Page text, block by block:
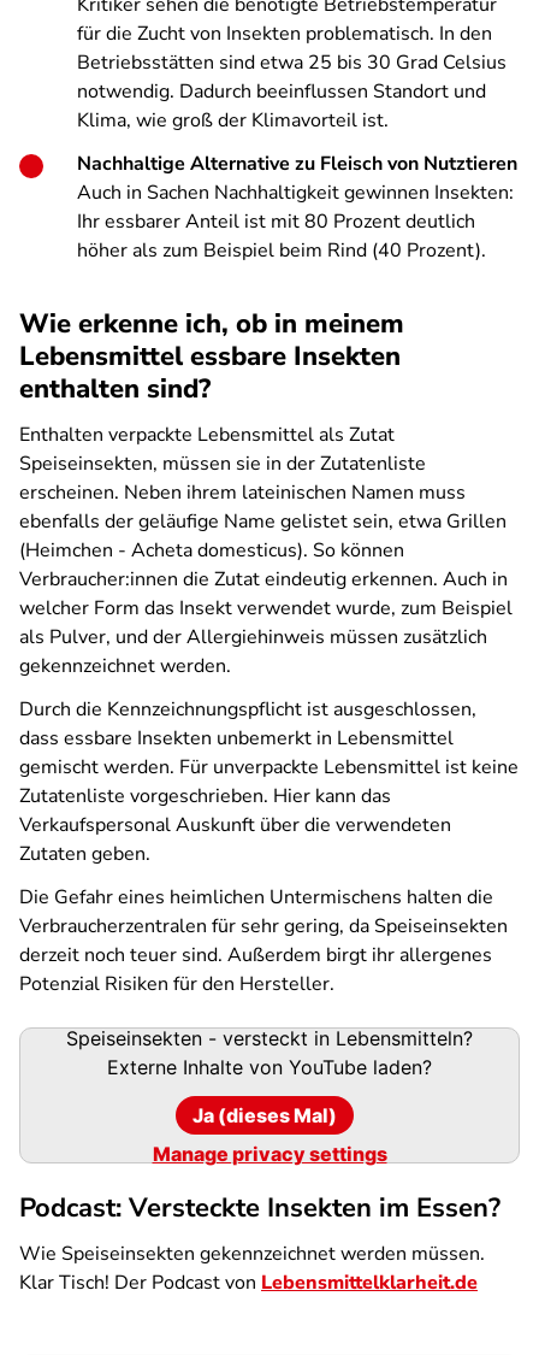
für die Zucht von Insekten problematisch. In den
Betriebsstätten sind etwa 25 bis 30 Grad Celsius
notwendig. Dadurch beeinflussen Standort und
Klima, wie groß der Klimavorteil ist.
Nachhaltige Alternative zu Fleisch von Nutztieren
Auch in Sachen Nachhaltigkeit gewinnen Insekten:
Ihr essbarer Anteil ist mit 80 Prozent deutlich
höher als zum Beispiel beim Rind (40 Prozent).
Wie erkenne ich, ob in meinem
Lebensmittel essbare Insekten
enthalten sind?
Enthalten verpackte Lebensmittel als Zutat
Speiseinsekten, müssen sie in der Zutatenliste
erscheinen. Neben ihrem lateinischen Namen muss
ebenfalls der geläufige Name gelistet sein, etwa Grillen
(Heimchen - Acheta domesticus). So können
Verbraucher:innen die Zutat eindeutig erkennen. Auch in
welcher Form das Insekt verwendet wurde, zum Beispiel
als Pulver, und der Allergiehinweis müssen zusätzlich
gekennzeichnet werden.
Durch die Kennzeichnungspflicht ist ausgeschlossen,
dass essbare Insekten unbemerkt in Lebensmittel
gemischt werden. Für unverpackte Lebensmittel ist keine
Zutatenliste vorgeschrieben. Hier kann das
Verkaufspersonal Auskunft über die verwendeten
Zutaten geben.
Die Gefahr eines heimlichen Untermischens halten die
Verbraucherzentralen für sehr gering, da Speiseinsekten
derzeit noch teuer sind. Außerdem birgt ihr allergenes
Potenzial Risiken für den Hersteller.
Speiseinsekten - versteckt in Lebensmitteln?
Externe Inhalte von YouTube laden?
Ja (dieses Mal)
Manage privacy settings
Podcast: Versteckte Insekten im Essen?
Wie Speiseinsekten gekennzeichnet werden müssen.
Klar Tisch! Der Podcast von Lebensmittelklarheit.de